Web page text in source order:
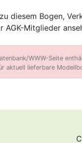
diesem Bogen,
AGK-Mitglieder
WWW-Seite
aktuell lieferbare